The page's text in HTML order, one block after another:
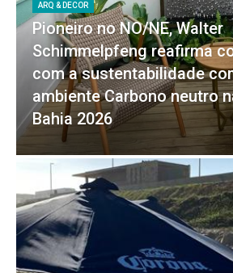
ARQ & DECOR
Pioneiro no NO/NE, Walter
Schimmelpfeng reafirma
com a sustentabilidade
ambiente Carbono neutro
Bahia 2026